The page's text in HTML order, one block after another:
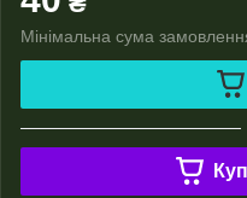
Мінімальна сума